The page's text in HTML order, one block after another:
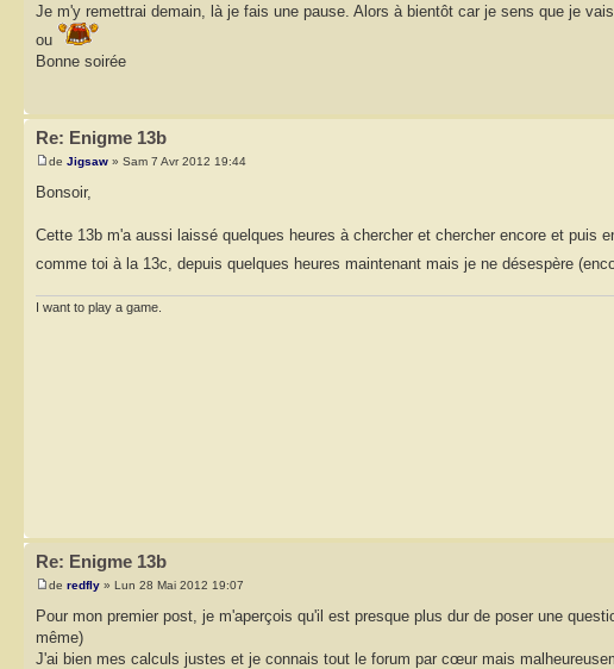
Je m'y remettrai demain, là je fais une pause. Alors à bientôt car je sens que je
ou
Bonne soirée
Re: Enigme 13b
de Jigsaw » Sam 7 Avr 2012 19:44
Bonsoir,
Cette 13b m'a aussi laissé quelques heures à chercher et chercher encore et puis
comme toi à la 13c, depuis quelques heures maintenant mais je ne désespère
I want to play a game.
Re: Enigme 13b
de redfly » Lun 28 Mai 2012 19:07
Pour mon premier post, je m'aperçois qu'il est presque plus dur de poser une
même)
J'ai bien mes calculs justes et je connais tout le forum par cœur mais